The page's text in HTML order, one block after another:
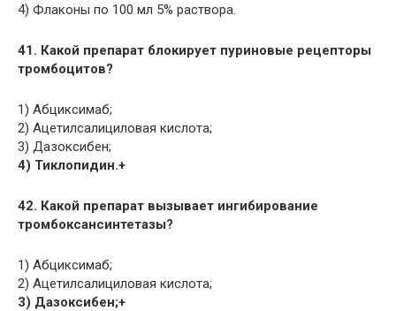
4) Флаконы по 100 мл 5% раствора.
41. Какой препарат блокирует пуриновые рецепторы
тромбоцитов?
1) Абциксимаб;
2) Ацетилсалициловая кислота;
3) Дазоксибен;
4) Тиклопидин.+
42. Какой препарат вызывает ингибирование
тромбоксансинтетазы?
1) Абциксимаб;
2) Ацетилсалициловая кислота;
3) Дазоксибен;+